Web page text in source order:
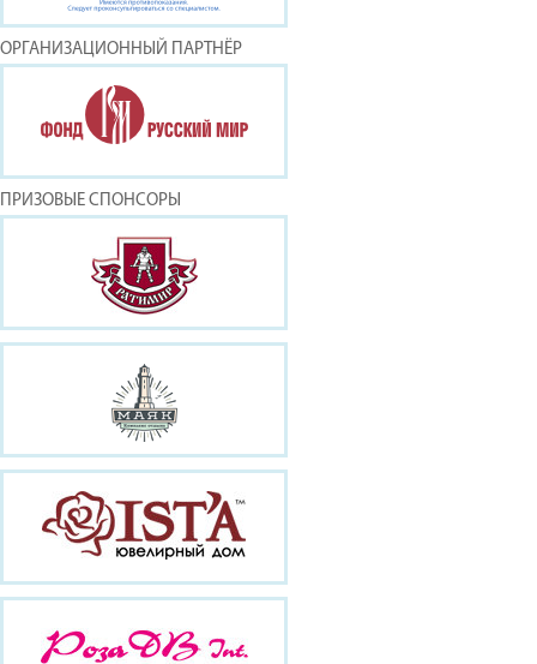
ОРГАНИЗАЦИОННЫЙ ПАРТНЁР
ПРИЗОВЫЕ СПОНСОРЫ